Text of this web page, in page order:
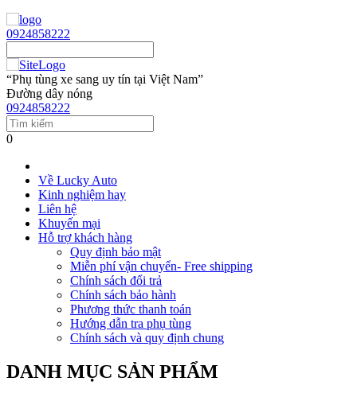
0924858222
“Phụ tùng xe sang uy tín tại Việt Nam”
Đường dây nóng
0924858222
0
Về Lucky Auto
Kinh nghiệm hay
Liên hệ
Khuyến mại
Hỗ trợ khách hàng
Quy định bảo mật
Miễn phí vận chuyển- Free shipping
Chính sách đổi trả
Chính sách bảo hành
Phương thức thanh toán
Hướng dẫn tra phụ tùng
Chính sách và quy định chung
DANH MỤC SẢN PHẨM